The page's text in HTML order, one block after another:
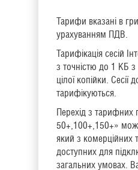
Тарифи вказані в
урахуванням ПДВ.
Тарифікація сесій
з точністю до 1 КБ
цілої копійки. Сесії
тарифікуються.
Перехід з тарифних
50+,100+,150+»
який з комерційних
доступних для
загальних умовах.